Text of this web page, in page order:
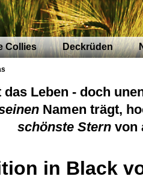
Collies Deckrüden
das Leben - doch
Namen trägt,
schönste Sternvon
in Black